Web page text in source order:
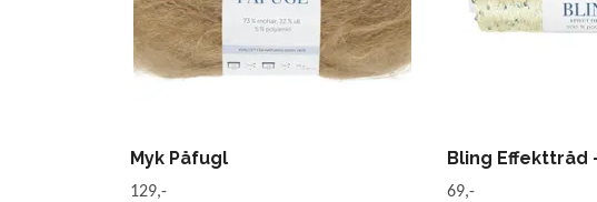
Myk Påfugl
129,-
Bling Effekttråd
69,-